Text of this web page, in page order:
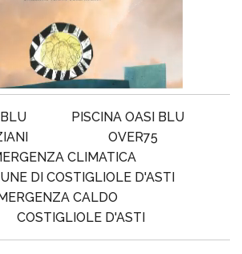
PISCINA OASI BLU
OVER75
CLIMATICA
DI COSTIGLIOLE D'ASTI
CALDO
COSTIGLIOLE D'ASTI